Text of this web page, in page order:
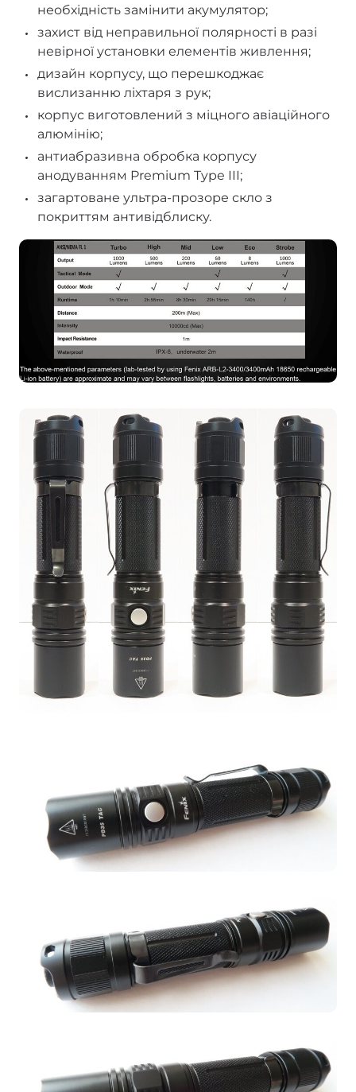
необхідність замінити акумулятор;
захист від неправильної полярності в разі
невірної установки елементів живлення;
дизайн корпусу, що перешкоджає
вислизанню ліхтаря з рук;
корпус виготовлений з міцного авіаційного
алюмінію;
антиабразивна обробка корпусу
анодуванням Premium Type III;
загартоване ультра-прозоре скло з
покриттям антивідблиску.